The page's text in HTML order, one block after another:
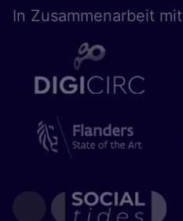
In Zusam­men­ar­beit mit